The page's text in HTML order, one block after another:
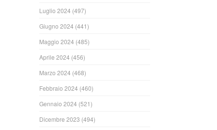
Luglio 2024 (497)
Giugno 2024 (441)
Maggio 2024 (485)
Aprile 2024 (456)
Marzo 2024 (468)
Febbraio 2024 (460)
Gennaio 2024 (521)
Dicembre 2023 (494)